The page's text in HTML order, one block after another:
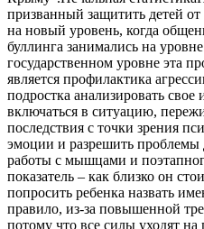
призванный защитить детей
на новый уровень, когда
буллинга занимались на
государственном уровне эта
является профилактика
подростка анализировать
включаться в ситуацию,
последствия с точки зрения
эмоции и разрешить проблемы
работы с мышцами и
показатель – как близко он
попросить ребенка назвать
правило, из-за повышенной
потому что все силы уходят